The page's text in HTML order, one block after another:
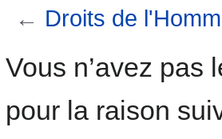
← Droits de
à
navigation
à
recherche
Vous n’avez pas
pour la raison